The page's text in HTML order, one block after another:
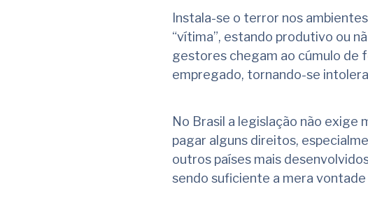
Instala-se o terror nos
“vítima”, estando produtivo ou
gestores chegam ao cúmulo de
empregado, tornando-se
No Brasil a legislação não exige
pagar alguns direitos,
outros países mais
sendo suficiente a mera